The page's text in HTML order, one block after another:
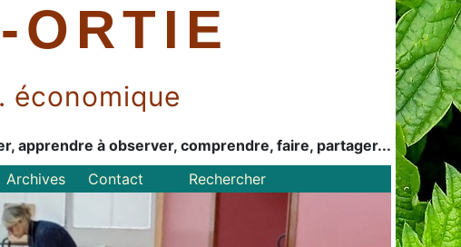
ORTIE
économique
apprendre à observer, comprendre, faire, partager...
Archives Contact Rechercher